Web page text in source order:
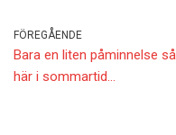
FÖREGÅENDE
Bara en liten påminnelse så
här i sommartid…